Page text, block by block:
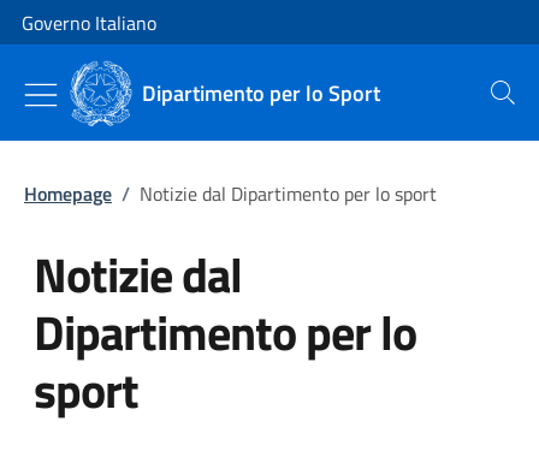
Vai al contenuto
Vai alla navigazione del sito
Governo Italiano
Dipartimento per lo Sport Cerca
Homepage / Notizie dal Dipartimento per lo sport
Notizie dal
Dipartimento per lo
sport